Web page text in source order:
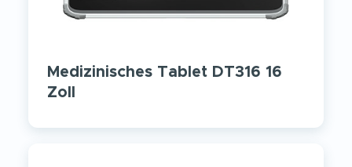
Medizinisches Tablet DT316 16
Zoll